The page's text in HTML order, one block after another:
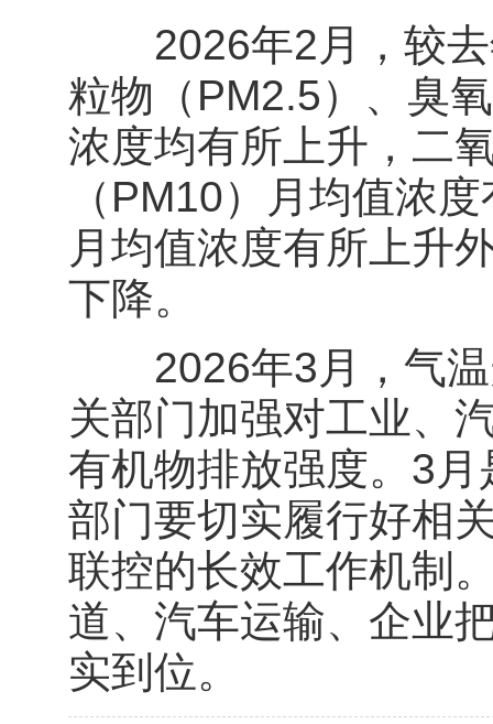
2026年2月，较去
粒物（PM2.5）、臭
浓度均有所上升，二
（PM10）月均值浓
月均值浓度有所上升
下降。
2026年3月，气温
关部门加强对工业、
有机物排放强度。3
部门要切实履行好相
联控的长效工作机制
道、汽车运输、企业
实到位。